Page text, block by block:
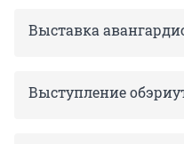
Выставка
Выступление